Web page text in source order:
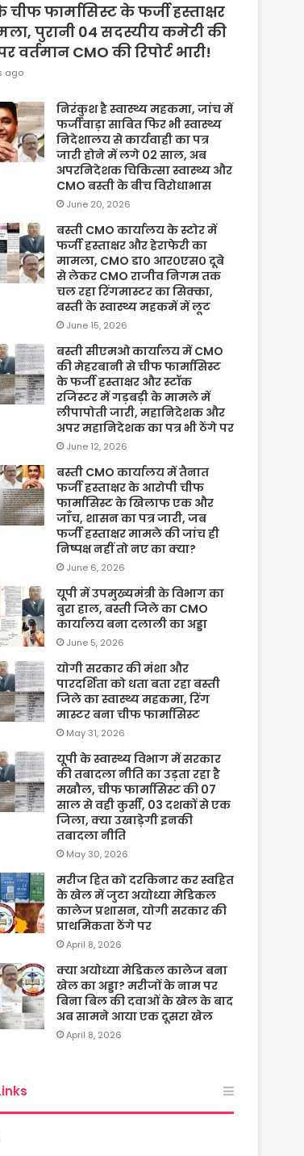
चीफ फार्मासिस्ट के फर्जी हस्ताक्षर
पुरानी 04 सदस्यीय कमेटी की
पर वर्तमान CMO की रिपोर्ट भारी!
ago
निरंकुश है स्वास्थ्य महकमा, जांच में
फर्जीवाड़ा साबित फिर भी स्वास्थ्य
निदेशालय से कार्यवाही का पत्र
जारी होने में लगे 02 साल, अब
अपरनिदेशक चिकित्सा स्वास्थ्य और
CMO बस्ती के बीच विरोधाभास
June 20, 2026
बस्ती CMO कार्यालय के स्टोर में
फर्जी हस्ताक्षर और हेराफेरी का
मामला, CMO डा० आर०एस० दूबे
से लेकर CMO राजीव निगम तक
चल रहा रिंगमास्टर का सिक्का,
बस्ती के स्वास्थ्य महकमें में लूट
June 15, 2026
बस्ती सीएमओ कार्यालय में CMO
की मेहरबानी से चीफ फार्मासिस्ट
के फर्जी हस्ताक्षर और स्टॉक
रजिस्टर में गड़बड़ी के मामले में
लीपापोती जारी, महानिदेशक और
अपर महानिदेशक का पत्र भी ठेंगे पर
June 12, 2026
बस्ती CMO कार्यालय में तैनात
फर्जी हस्ताक्षर के आरोपी चीफ
फार्मासिस्ट के खिलाफ एक और
जाँच, शासन का पत्र जारी, जब
फर्जी हस्ताक्षर मामले की जांच ही
निष्पक्ष नहीं तो नए का क्या?
June 6, 2026
यूपी में उपमुख्यमंत्री के विभाग का
बुरा हाल, बस्ती जिले का CMO
कार्यालय बना दलाली का अड्डा
June 5, 2026
योगी सरकार की मंशा और
पारदर्शिता को धता बता रहा बस्ती
जिले का स्वास्थ्य महकमा, रिंग
मास्टर बना चीफ फार्मासिस्ट
May 31, 2026
यूपी के स्वास्थ्य विभाग में सरकार
की तबादला नीति का उड़ता रहा है
मखौल, चीफ फार्मासिस्ट की 07
साल से वही कुर्सी, 03 दशकों से एक
जिला, क्या उखाड़ेगी इनकी
तबादला नीति
May 30, 2026
मरीज हित को दरकिनार कर स्वहित
के खेल में जुटा अयोध्या मेडिकल
कालेज प्रशासन, योगी सरकार की
प्राथमिकता ठेंगे पर
April 8, 2026
क्या अयोध्या मेडिकल कालेज बना
खेल का अड्डा? मरीजों के नाम पर
बिना बिल की दवाओं के खेल के बाद
अब सामने आया एक दूसरा खेल
April 8, 2026